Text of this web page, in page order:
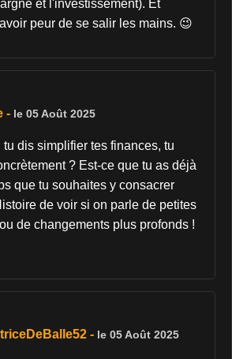
et l'investissement). Et
peur de se salir les mains. 😉
- le 05 Août 2025
tu dis simplifier tes finances, tu
? Est-ce que tu as déjà
que tu souhaites y consacrer
de voir si on parle de petites
de changements plus profonds !
- le 05 Août 2025